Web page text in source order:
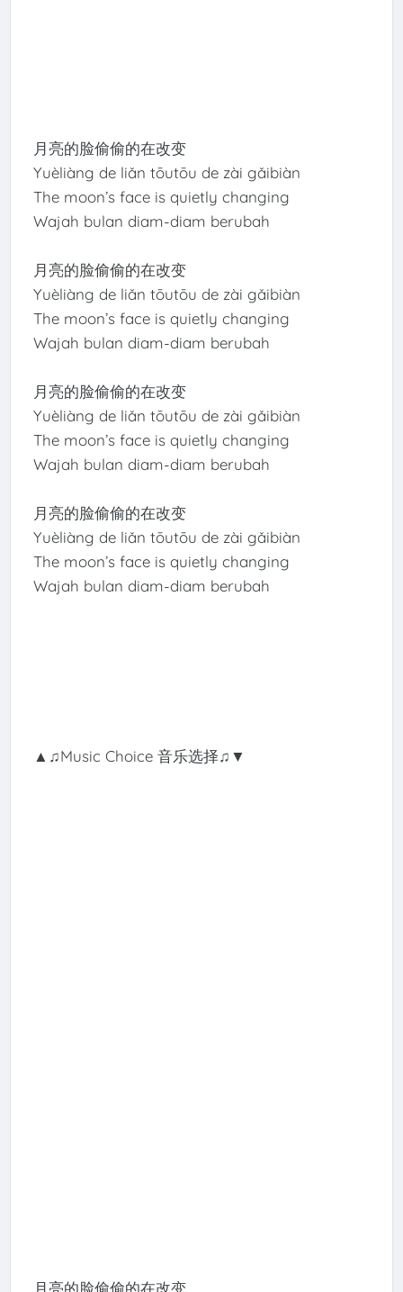
月亮的脸偷偷的在改变
Yuèliàng de liǎn tōutōu de zài gǎibiàn
The moon’s face is quietly changing
Wajah bulan diam-diam berubah
月亮的脸偷偷的在改变
Yuèliàng de liǎn tōutōu de zài gǎibiàn
The moon’s face is quietly changing
Wajah bulan diam-diam berubah
月亮的脸偷偷的在改变
Yuèliàng de liǎn tōutōu de zài gǎibiàn
The moon’s face is quietly changing
Wajah bulan diam-diam berubah
月亮的脸偷偷的在改变
Yuèliàng de liǎn tōutōu de zài gǎibiàn
The moon’s face is quietly changing
Wajah bulan diam-diam berubah
▲♫Music Choice 音乐选择♫▼
月亮的脸偷偷的在改变